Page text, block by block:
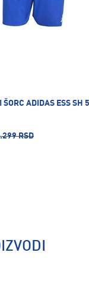
ŠORC ADIDAS ESS SH
RSD